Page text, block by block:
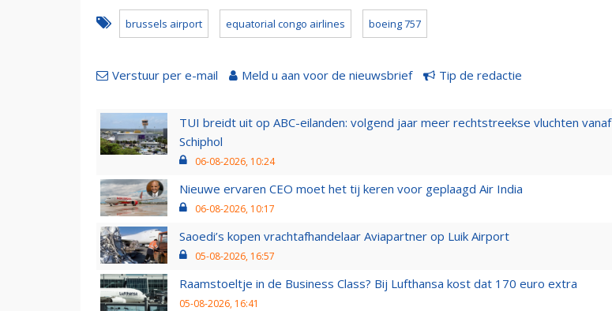
brussels airport equatorial congo airlines boeing 757
Verstuur per e-mail Meld u aan voor de nieuwsbrief Tip de redactie
TUI breidt uit op ABC-eilanden: volgend jaar meer rechtstreekse vluchten vanaf
Schiphol
06-08-2026, 10:24
Nieuwe ervaren CEO moet het tij keren voor geplaagd Air India
06-08-2026, 10:17
Saoedi’s kopen vrachtafhandelaar Aviapartner op Luik Airport
05-08-2026, 16:57
Raamstoeltje in de Business Class? Bij Lufthansa kost dat 170 euro extra
05-08-2026, 16:41